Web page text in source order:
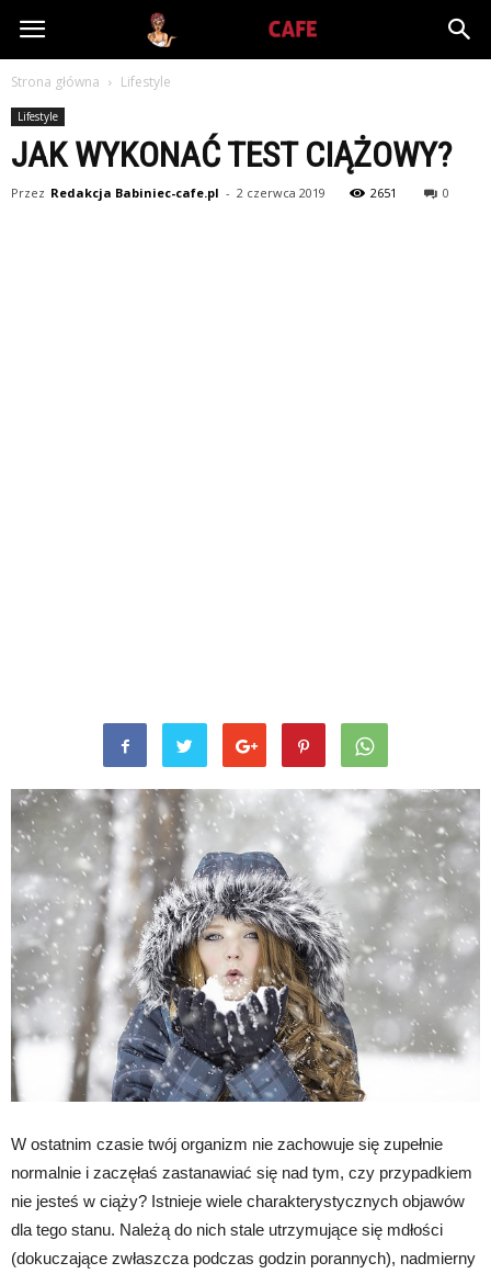
Babiniec-
Strona główna Lifestyle
Lifestyle
JAK WYKONAĆ TEST CIĄŻOWY?
Przez Redakcja Babiniec-cafe.pl - 2 czerwca 2019 2651 0
W ostatnim czasie twój organizm nie zachowuje się zupełnie
normalnie i zaczęłaś zastanawiać się nad tym, czy przypadkiem
nie jesteś w ciąży? Istnieje wiele charakterystycznych objawów
dla tego stanu. Należą do nich stale utrzymujące się mdłości
(dokuczające zwłaszcza podczas godzin porannych), nadmierny